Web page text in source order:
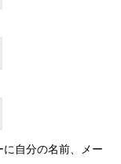
自分の名前、メー